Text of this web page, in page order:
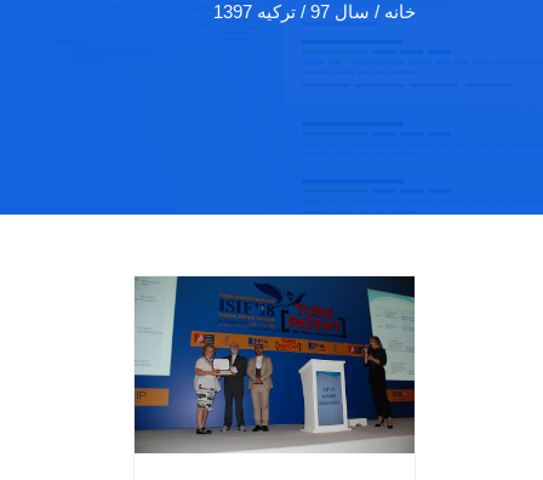
خانه / سال 97 / ترکیه 1397